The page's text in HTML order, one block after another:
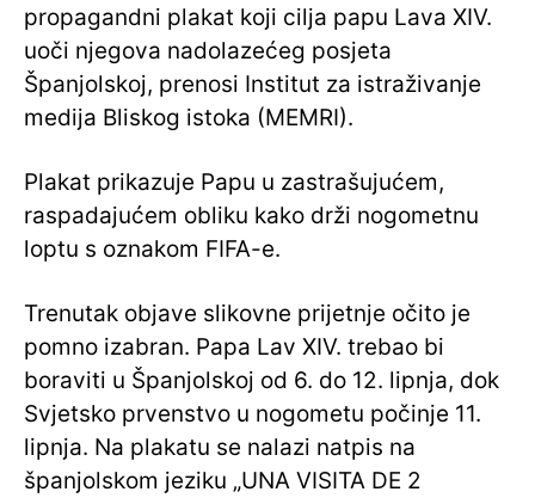
propagandni plakat koji cilja papu Lava XIV.
uoči njegova nadolazećeg posjeta
Španjolskoj, prenosi Institut za istraživanje
medija Bliskog istoka (MEMRI).
Plakat prikazuje Papu u zastrašujućem,
raspadajućem obliku kako drži nogometnu
loptu s oznakom FIFA-e.
Trenutak objave slikovne prijetnje očito je
pomno izabran. Papa Lav XIV. trebao bi
boraviti u Španjolskoj od 6. do 12. lipnja, dok
Svjetsko prvenstvo u nogometu počinje 11.
lipnja. Na plakatu se nalazi natpis na
španjolskom jeziku „UNA VISITA DE 2